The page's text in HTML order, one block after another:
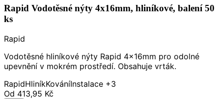
Rapid Vodotěsné nýty 4x16mm, hliníkové, balení 50
ks
Rapid
Vodotěsné hliníkové nýty Rapid 4x16mm pro odolné
upevnění v mokrém prostředí. Obsahuje vrták.
RapidHliníkKováníInstalace +3
Od 413,95 Kč